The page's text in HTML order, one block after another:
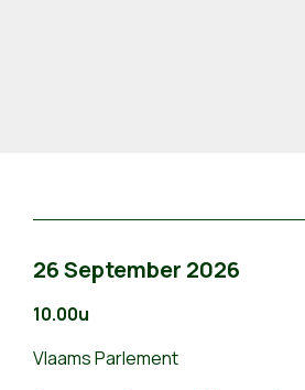
26 September 2026
10.00u
Vlaams Parlement